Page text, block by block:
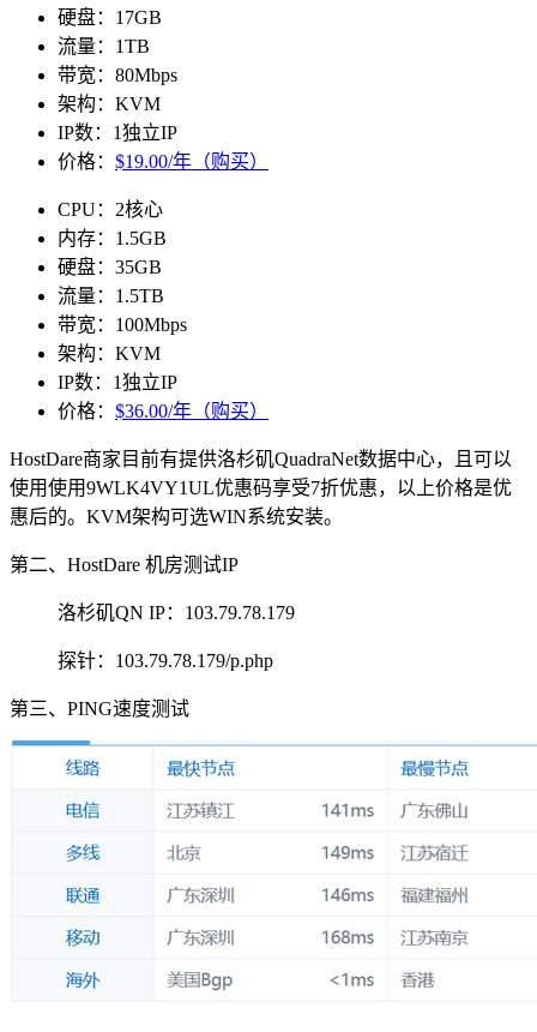
硬盘：17GB
流量：1TB
带宽：80Mbps
架构：KVM
IP数：1独立IP
价格： $19.00/年（购买）
CPU：2核心
内存：1.5GB
硬盘：35GB
流量：1.5TB
带宽：100Mbps
架构：KVM
IP数：1独立IP
价格： $36.00/年（购买）
HostDare商家目前有提供洛杉矶QuadraNet数据中心，且可以
使用使用9WLK4VY1UL优惠码享受7折优惠，以上价格是优
惠后的。KVM架构可选WIN系统安装。
第二、HostDare 机房测试IP
洛杉矶QN IP：103.79.78.179
探针：103.79.78.179/p.php
第三、PING速度测试